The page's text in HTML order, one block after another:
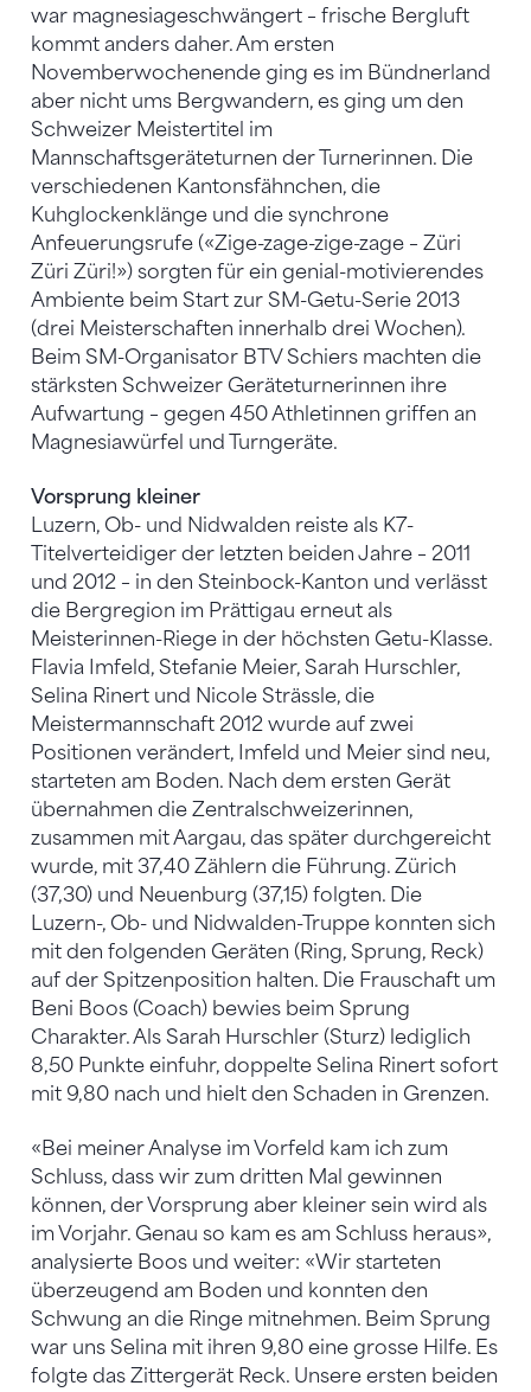
war magnesiageschwängert – frische Bergluft
kommt anders daher. Am ersten
Novemberwochenende ging es im Bündnerland
aber nicht ums Bergwandern, es ging um den
Schweizer Meistertitel im
Mannschaftsgeräteturnen der Turnerinnen. Die
verschiedenen Kantonsfähnchen, die
Kuhglockenklänge und die synchrone
Anfeuerungsrufe («Zige-zage-zige-zage – Züri
Züri Züri!») sorgten für ein genial-motivierendes
Ambiente beim Start zur SM-Getu-Serie 2013
(drei Meisterschaften innerhalb drei Wochen).
Beim SM-Organisator BTV Schiers machten die
stärksten Schweizer Geräteturnerinnen ihre
Aufwartung – gegen 450 Athletinnen griffen an
Magnesiawürfel und Turngeräte.
Vorsprung kleiner
Luzern, Ob- und Nidwalden reiste als K7-
Titelverteidiger der letzten beiden Jahre – 2011
und 2012 – in den Steinbock-Kanton und verlässt
die Bergregion im Prättigau erneut als
Meisterinnen-Riege in der höchsten Getu-Klasse.
Flavia Imfeld, Stefanie Meier, Sarah Hurschler,
Selina Rinert und Nicole Strässle, die
Meistermannschaft 2012 wurde auf zwei
Positionen verändert, Imfeld und Meier sind neu,
starteten am Boden. Nach dem ersten Gerät
übernahmen die Zentralschweizerinnen,
zusammen mit Aargau, das später durchgereicht
wurde, mit 37,40 Zählern die Führung. Zürich
(37,30) und Neuenburg (37,15) folgten. Die
Luzern-, Ob- und Nidwalden-Truppe konnten sich
mit den folgenden Geräten (Ring, Sprung, Reck)
auf der Spitzenposition halten. Die Frauschaft um
Beni Boos (Coach) bewies beim Sprung
Charakter. Als Sarah Hurschler (Sturz) lediglich
8,50 Punkte einfuhr, doppelte Selina Rinert sofort
mit 9,80 nach und hielt den Schaden in Grenzen.
«Bei meiner Analyse im Vorfeld kam ich zum
Schluss, dass wir zum dritten Mal gewinnen
können, der Vorsprung aber kleiner sein wird als
im Vorjahr. Genau so kam es am Schluss heraus»,
analysierte Boos und weiter: «Wir starteten
überzeugend am Boden und konnten den
Schwung an die Ringe mitnehmen. Beim Sprung
war uns Selina mit ihren 9,80 eine grosse Hilfe. Es
folgte das Zittergerät Reck. Unsere ersten beiden